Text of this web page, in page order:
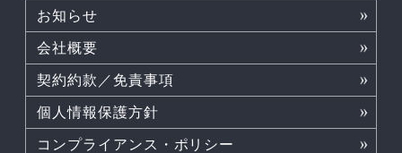
お知らせ
会社概要
契約約款／免責事項
個人情報保護方針
コンプライアンス・ポリシー